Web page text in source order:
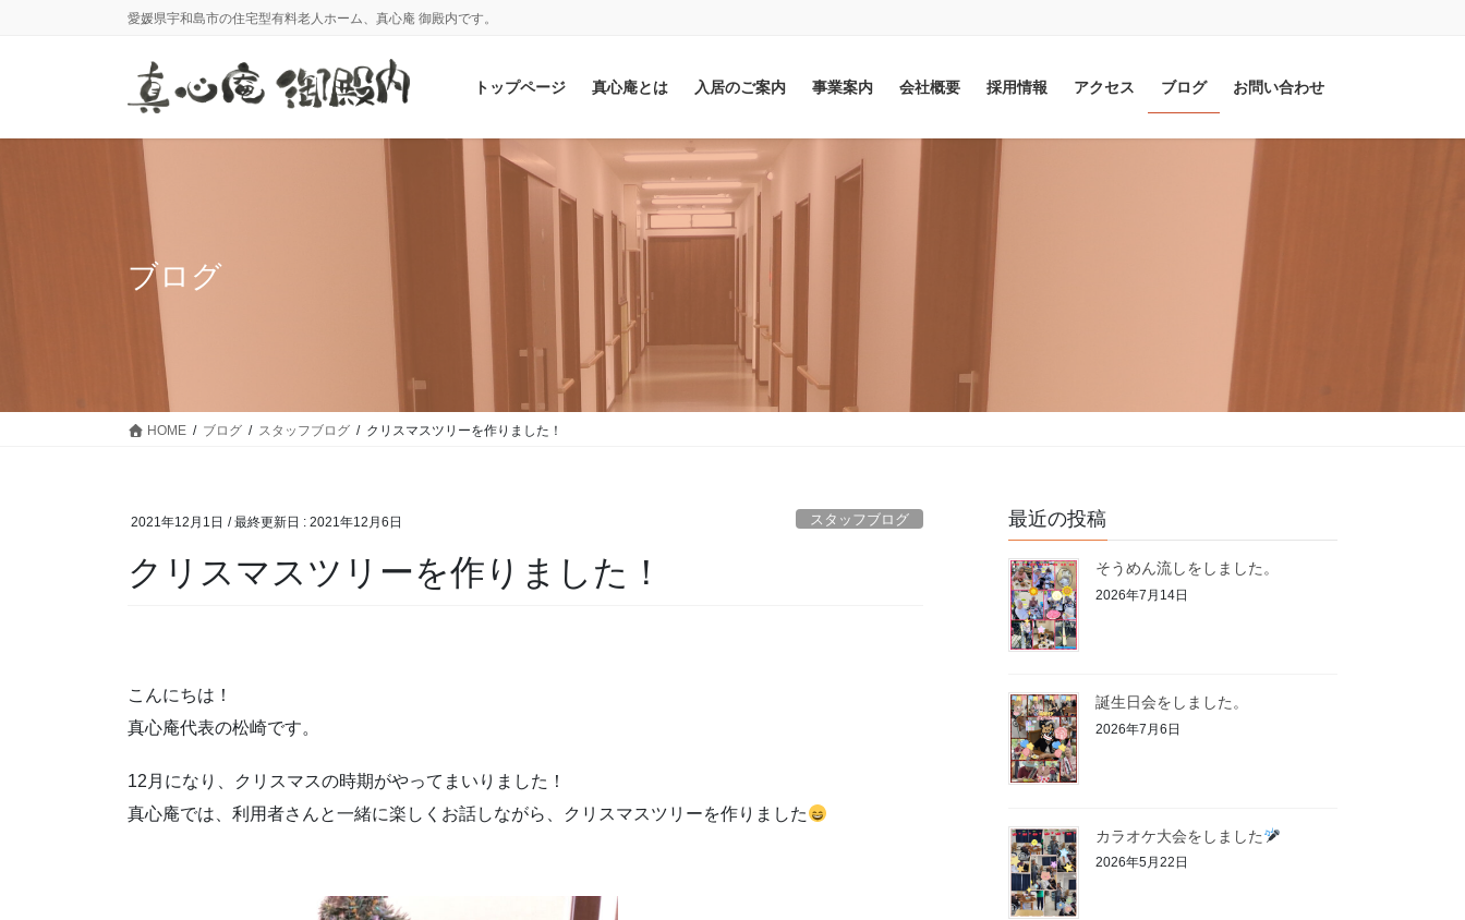
に
ョ
愛媛県宇和島市の住宅型有料老人ホーム、真心庵 御殿内です。
トップページ 真心庵とは 入居のご案内 事業案内 会社概要 採用情報 アクセス ブログ お問い合わせ
ブログ
HOME ブログ スタッフブログ クリスマスツリーを作りました！
2021年12月1日 / 最終更新日 : 2021年12月6日 スタッフブログ
クリスマスツリーを作りました！
こんにちは！
真心庵代表の松崎です。
12月になり、クリスマスの時期がやってまいりました！
真心庵では、利用者さんと一緒に楽しくお話しながら、クリスマスツリーを作りました
最近の投稿
そうめん流しをしました。
2026年7月14日
誕生日会をしました。
2026年7月6日
カラオケ大会をしました
2026年5月22日